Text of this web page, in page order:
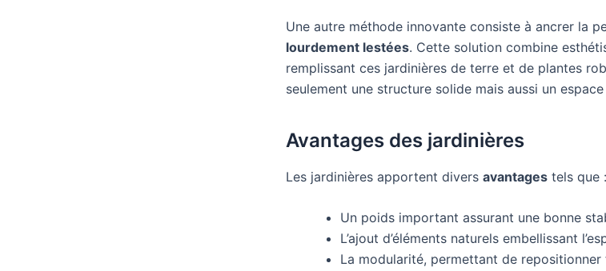
Une autre méthode innovante consiste à ancrer la
lourdement lestées. Cette solution combine
remplissant ces jardinières de terre et de plantes
seulement une structure solide mais aussi un
Avantages des jardinières
Les jardinières apportent divers avantages tels que :
Un poids important assurant une bonne
L’ajout d’éléments naturels embellissant
La modularité, permettant de